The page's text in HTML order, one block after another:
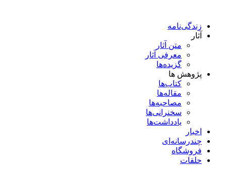
محتوا
زندگی‌نامه
آثار
متن آثار
معرفی آثار
گزیده‌ها
پژوهش ها
کتاب‌ها
مقاله‌ها
مصاحبه‌ها
سخنرانی‌ها
یادداشت‌ها
اخبار
چندرسانه‌ای
فروشگاه
حلقات